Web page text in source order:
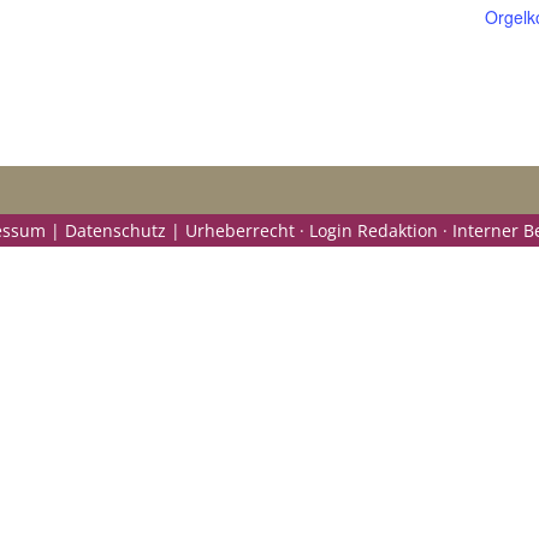
| Datenschutz | Urheberrecht · Login Redaktion · Interner